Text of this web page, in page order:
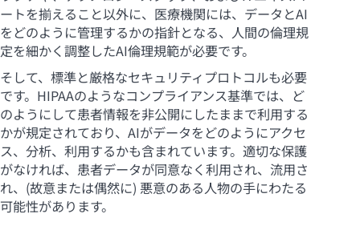
ートを揃えること以外に、医療機関には、データとAI
をどのように管理するかの指針となる、人間の倫理規
定を細かく調整したAI倫理規範が必要です。
そして、標準と厳格なセキュリティプロトコルも必要
です。HIPAAのようなコンプライアンス基準では、ど
のようにして患者情報を非公開にしたままで利用する
かが規定されており、AIがデータをどのようにアクセ
ス、分析、利用するかも含まれています。適切な保護
がなければ、患者データが同意なく利用され、流用さ
れ、(故意または偶然に) 悪意のある人物の手にわたる
可能性があります。